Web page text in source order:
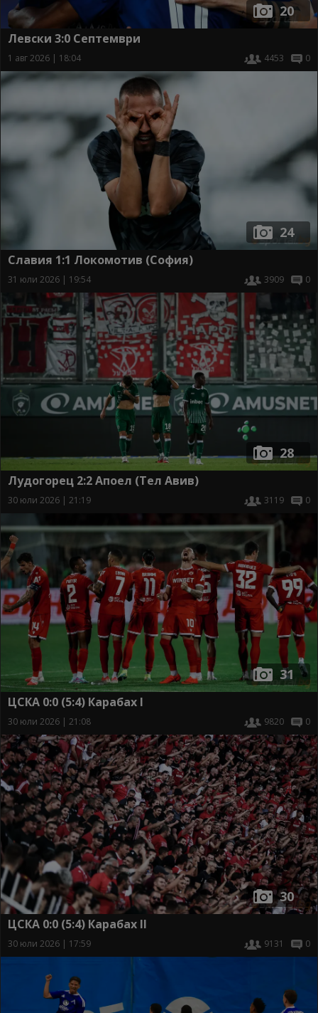
20
Левски 3:0 Септември
1 авг 2026 | 18:04 4453 0
24
Славия 1:1 Локомотив (София)
31 юли 2026 | 19:54 3909 0
28
Лудогорец 2:2 Апоел (Тел Авив)
30 юли 2026 | 21:19 3119 0
31
ЦСКА 0:0 (5:4) Карабах I
30 юли 2026 | 21:08 9820 0
30
ЦСКА 0:0 (5:4) Карабах II
30 юли 2026 | 17:59 9131 0